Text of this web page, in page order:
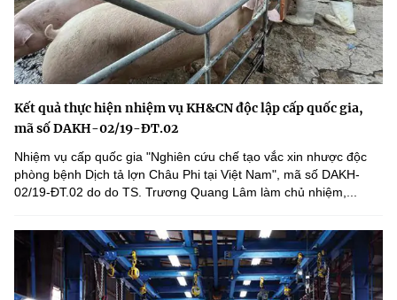
Kết quả thực hiện nhiệm vụ KH&CN độc lập cấp quốc gia,
mã số DAKH-02/19-ĐT.02
Nhiệm vụ cấp quốc gia "Nghiên cứu chế tạo vắc xin nhược độc
phòng bệnh Dịch tả lợn Châu Phi tại Việt Nam", mã số DAKH-
02/19-ĐT.02 do do TS. Trương Quang Lâm làm chủ nhiệm,...